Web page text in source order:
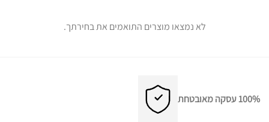
לא נמצאו מוצרים התואמים את בחירתך.
100% עסקה מאובטחת